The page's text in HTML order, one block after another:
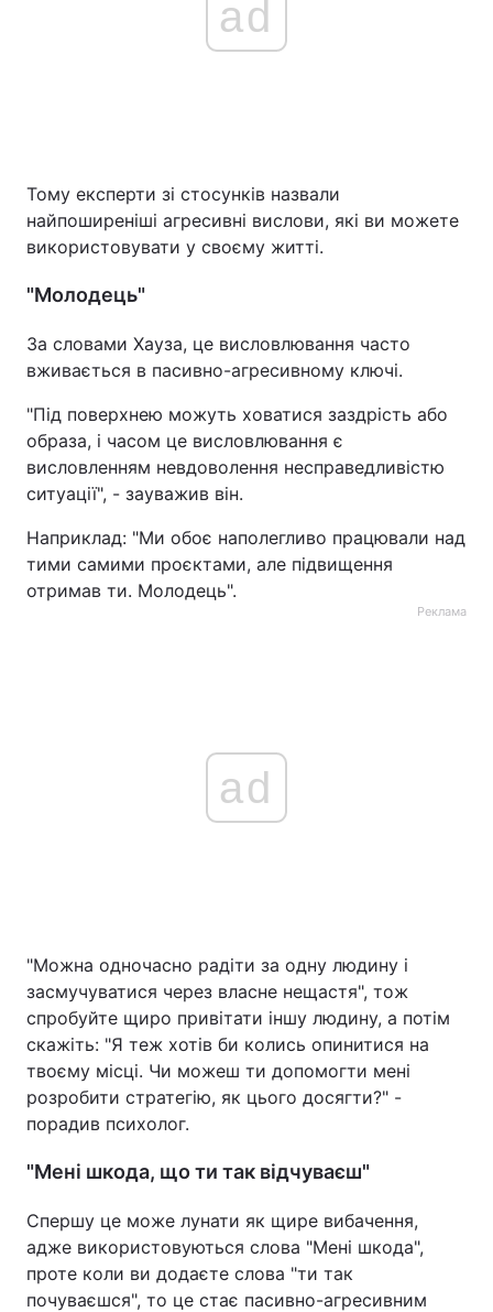
ad
Тому експерти зі стосунків назвали
найпоширеніші агресивні вислови, які ви можете
використовувати у своєму житті.
"Молодець"
За словами Хауза, це висловлювання часто
вживається в пасивно-агресивному ключі.
"Під поверхнею можуть ховатися заздрість або
образа, і часом це висловлювання є
висловленням невдоволення несправедливістю
ситуації", - зауважив він.
Наприклад: "Ми обоє наполегливо працювали над
тими самими проєктами, але підвищення
отримав ти. Молодець".
Реклама
ad
"Можна одночасно радіти за одну людину і
засмучуватися через власне нещастя", тож
спробуйте щиро привітати іншу людину, а потім
скажіть: "Я теж хотів би колись опинитися на
твоєму місці. Чи можеш ти допомогти мені
розробити стратегію, як цього досягти?" -
порадив психолог.
"Мені шкода, що ти так відчуваєш"
Спершу це може лунати як щире вибачення,
адже використовуються слова "Мені шкода",
проте коли ви додаєте слова "ти так
почуваєшся", то це стає пасивно-агресивним